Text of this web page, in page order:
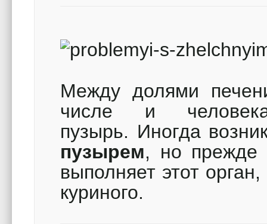
Между долями
числе и
пузырь. Иногда
пузырем, но прежде
выполняет этот
куриного.